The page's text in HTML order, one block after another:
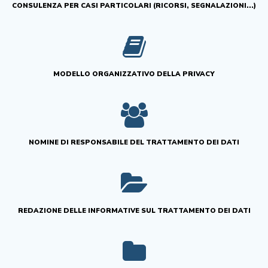
CONSULENZA PER CASI PARTICOLARI (RICORSI, SEGNALAZIONI...)
MODELLO ORGANIZZATIVO DELLA PRIVACY
NOMINE DI RESPONSABILE DEL TRATTAMENTO DEI DATI
REDAZIONE DELLE INFORMATIVE SUL TRATTAMENTO DEI DATI